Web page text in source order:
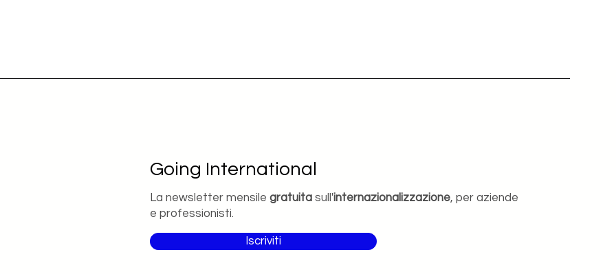
Going International
La newsletter mensile gratuitasull'internazionalizzazione, per aziende
e professionisti.
Iscriviti